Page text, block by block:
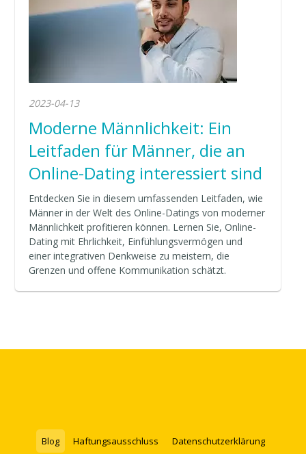
2023-04-13
Moderne Männlichkeit: Ein
Leitfaden für Männer, die an
Online-Dating interessiert sind
Entdecken Sie in diesem umfassenden Leitfaden, wie
Männer in der Welt des Online-Datings von moderner
Männlichkeit profitieren können. Lernen Sie, Online-
Dating mit Ehrlichkeit, Einfühlungsvermögen und
einer integrativen Denkweise zu meistern, die
Grenzen und offene Kommunikation schätzt.
Blog Haftungsausschluss
Datenschutzerklärung